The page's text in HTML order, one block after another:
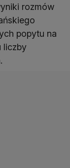
rozmów
popytu na
liczby